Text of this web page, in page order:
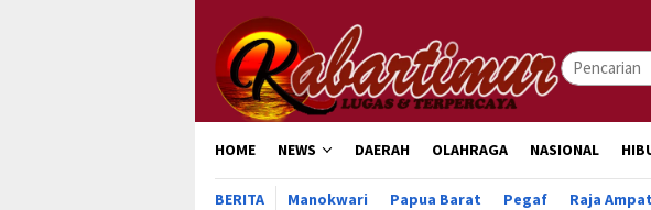
konten
HOME NEWS DAERAH OLAHRAGA NASIONAL
BERITA Manokwari Papua Barat Pegaf Raja Ampat